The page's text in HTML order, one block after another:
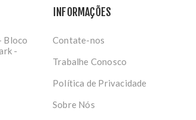
Bloco
-
INFORMAÇÕES
Contate-nos
Trabalhe Conosco
Política de Privacidade
Sobre Nós